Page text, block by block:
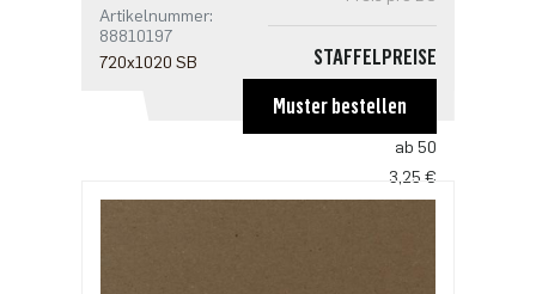
Artikelnummer:
88810197
720x1020 SB
STAFFELPREISE
4,87 €
ab 50
3,25 €
Muster bestellen